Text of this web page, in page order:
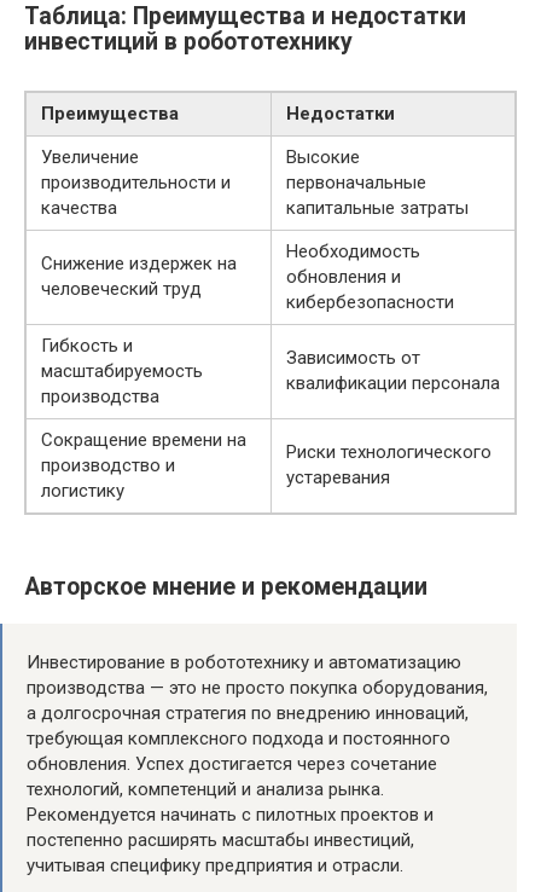
Таблица: Преимущества и недостатки
инвестиций в робототехнику
Преимущества
Недостатки
Увеличение
производительности и
качества
Высокие
первоначальные
капитальные затраты
Снижение издержек на
человеческий труд
Необходимость
обновления и
кибербезопасности
Гибкость и
масштабируемость
производства
Зависимость от
квалификации персонала
Сокращение времени на
производство и
логистику
Риски технологического
устаревания
Авторское мнение и рекомендации
Инвестирование в робототехнику и автоматизацию
производства — это не просто покупка оборудования,
а долгосрочная стратегия по внедрению инноваций,
требующая комплексного подхода и постоянного
обновления. Успех достигается через сочетание
технологий, компетенций и анализа рынка.
Рекомендуется начинать с пилотных проектов и
постепенно расширять масштабы инвестиций,
учитывая специфику предприятия и отрасли.